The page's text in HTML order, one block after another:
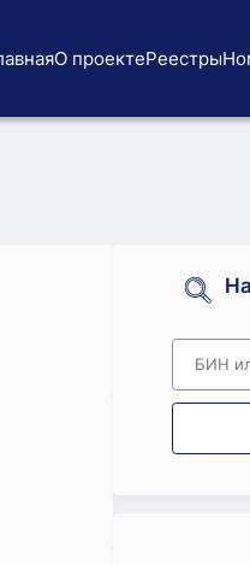
О проектеРеестры